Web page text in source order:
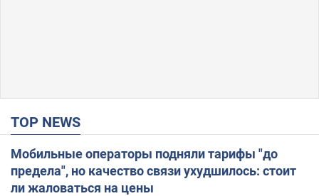
TOP NEWS
Мобильные операторы подняли тарифы "до
предела", но качество связи ухудшилось: стоит
ли жаловаться на цены